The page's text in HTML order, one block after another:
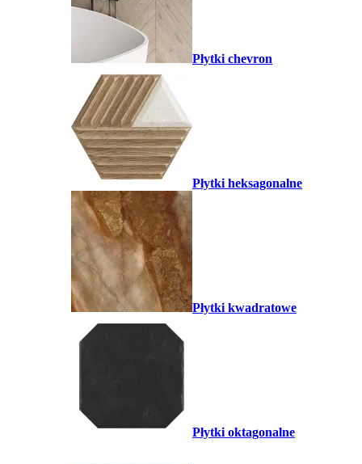
Płytki chevron
Płytki heksagonalne
Płytki kwadratowe
Płytki oktagonalne